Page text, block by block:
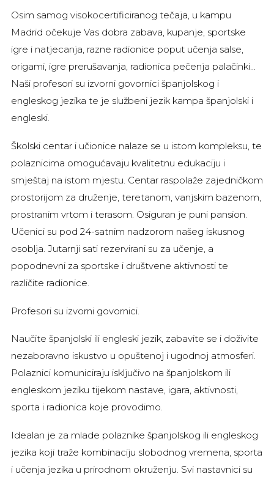
Osim samog visokocertificiranog tečaja, u kampu
Madrid očekuje Vas dobra zabava, kupanje, sportske
igre i natjecanja, razne radionice poput učenja salse,
origami, igre prerušavanja, radionica pečenja palačinki...
Naši profesori su izvorni govornici španjolskog i
engleskog jezika te je službeni jezik kampa španjolski i
engleski.
Školski centar i učionice nalaze se u istom kompleksu, te
polaznicima omogućavaju kvalitetnu edukaciju i
smještaj na istom mjestu. Centar raspolaže zajedničkom
prostorijom za druženje, teretanom, vanjskim bazenom,
prostranim vrtom i terasom. Osiguran je puni pansion.
Učenici su pod 24-satnim nadzorom našeg iskusnog
osoblja. Jutarnji sati rezervirani su za učenje, a
popodnevni za sportske i društvene aktivnosti te
različite radionice.
Profesori su izvorni govornici.
Naučite španjolski ili engleski jezik, zabavite se i doživite
nezaboravno iskustvo u opuštenoj i ugodnoj atmosferi.
Polaznici komuniciraju isključivo na španjolskom ili
engleskom jeziku tijekom nastave, igara, aktivnosti,
sporta i radionica koje provodimo.
Idealan je za mlade polaznike španjolskog ili engleskog
jezika koji traže kombinaciju slobodnog vremena, sporta
i učenja jezika u prirodnom okruženju. Svi nastavnici su